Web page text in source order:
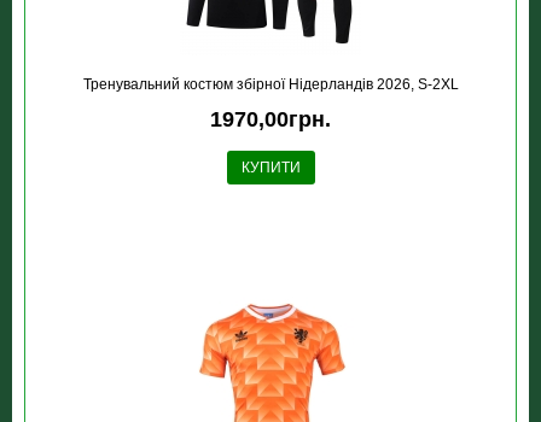
Тренувальний костюм збірної Нідерландів 2026, S-2XL
1970,00грн.
КУПИТИ